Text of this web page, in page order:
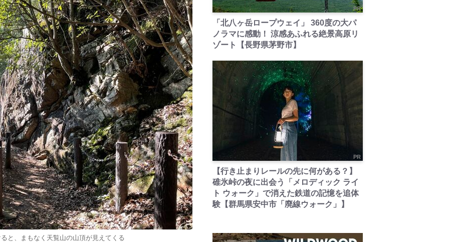
と、まもなく天覧山の山頂が見えてくる
PR
「北八ヶ岳ロープウェイ」 360度の大パ
ノラマに感動！ 涼感あふれる絶景高原リ
ゾート【長野県茅野市】
PR
【行き止まりレールの先に何がある？】
碓氷峠の夜に出会う「メロディック ライ
ト ウォーク」で消えた鉄道の記憶を追体
験【群馬県安中市「廃線ウォーク」】